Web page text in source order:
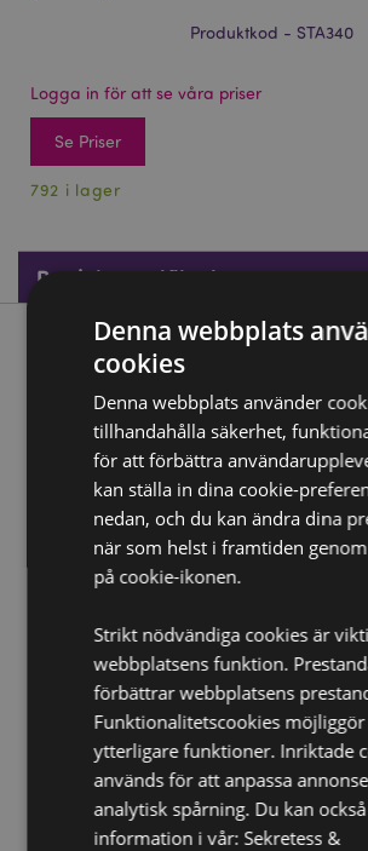
Produktkod - STA340
Logga in för att se våra priser
Se Priser
792 i lager
Produktspecifikationer
Produktbeskrivning
Dinosauria Formad Topp Trälinjal (15cm)
Material:
Produkt Resurser:
Vill du veta mer om hur du köper
Kundens
Produktattribut
Information
Höjd 20cm Bredd 4cm Djup 0.1cm
5055071791826
720
0.014000
Ja
Nej
Denna webbplats
cookies
Denna webbplats använder
tillhandahålla säkerhet,
för att förbättra
kan ställa in dina cookie-
nedan, och du kan ändra dina
när som helst i framtiden
på cookie-ikonen.
Strikt nödvändiga cookies är
webbplatsens funktion.
förbättrar webbplatsens
Funktionalitetscookies möjliggör
ytterligare funktioner. Inriktade
används för att anpassa
analytisk spårning. Du kan
information i vår: Sekretess &